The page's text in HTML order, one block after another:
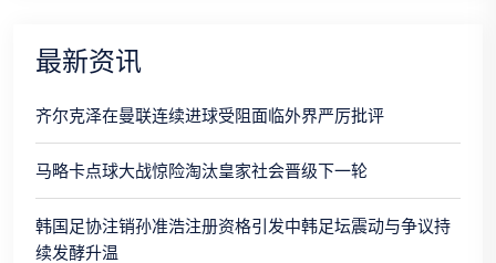
最新资讯
齐尔克泽在曼联连续进球受阻面临外界严厉批评
马略卡点球大战惊险淘汰皇家社会晋级下一轮
韩国足协注销孙准浩注册资格引发中韩足坛震动与争议持
续发酵升温